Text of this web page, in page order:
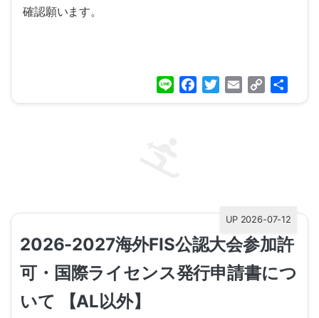
確認願います。
Line FacebookTwitterEmail Copy
Link有
2026-2027海外FIS公認大会参加許
可・国際ライセンス発行申請書につ
いて 【AL以外】
UP 2026-07-12